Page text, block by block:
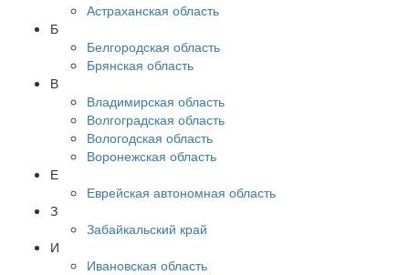
Астраханская область
Б
Белгородская область
Брянская область
В
Владимирская область
Волгоградская область
Вологодская область
Воронежская область
Е
Еврейская автономная область
З
Забайкальский край
И
Ивановская область